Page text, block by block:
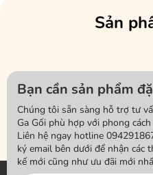
Sản
Bạn cần sản phẩm
Chúng tôi sẵn sàng hỗ trợ tư
Ga Gối phù hợp với phong
Liên hệ ngay hotline
ký email bên dưới để nhận các
kế mới cũng như ưu đãi mới